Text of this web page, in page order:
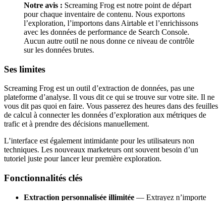
Notre avis : Screaming Frog est notre point de départ
pour chaque inventaire de contenu. Nous exportons
l’exploration, l’importons dans Airtable et l’enrichissons
avec les données de performance de Search Console.
Aucun autre outil ne nous donne ce niveau de contrôle
sur les données brutes.
Ses limites
Screaming Frog est un outil d’extraction de données, pas une
plateforme d’analyse. Il vous dit ce qui se trouve sur votre site. Il ne
vous dit pas quoi en faire. Vous passerez des heures dans des feuilles
de calcul à connecter les données d’exploration aux métriques de
trafic et à prendre des décisions manuellement.
L’interface est également intimidante pour les utilisateurs non
techniques. Les nouveaux marketeurs ont souvent besoin d’un
tutoriel juste pour lancer leur première exploration.
Fonctionnalités clés
Extraction personnalisée illimitée — Extrayez n’importe